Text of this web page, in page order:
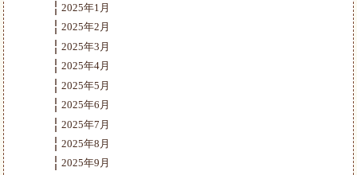
2025年1月
2025年2月
2025年3月
2025年4月
2025年5月
2025年6月
2025年7月
2025年8月
2025年9月